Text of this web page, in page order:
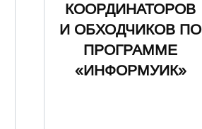
КООРДИНАТОРОВ
И ОБХОДЧИКОВ ПО
ПРОГРАММЕ
«ИНФОРМУИК»